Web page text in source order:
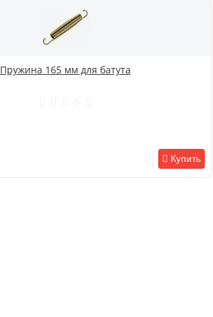
Пружина 165 мм для батута
Купить